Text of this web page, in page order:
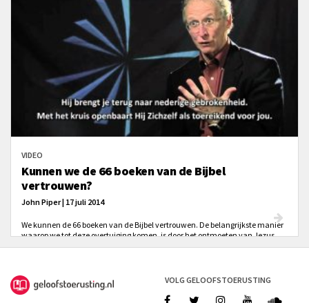
VIDEO
Kunnen we de 66 boeken van de Bijbel
vertrouwen?
John Piper | 17 juli 2014
We kunnen de 66 boeken van de Bijbel vertrouwen. De belangrijkste manier
waarop we tot deze overtuiging komen, is door het ontmoeten van Jezus
Christus in de bladzijden van dit Boek.
VOLG GELOOFSTOERUSTING